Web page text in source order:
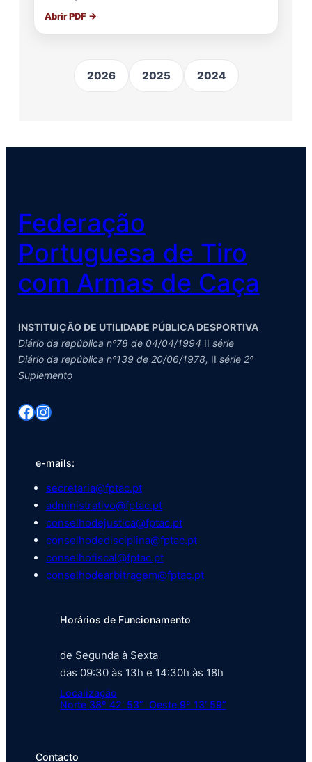
Abrir PDF →
2026 2025 2024
Federação
Portuguesa de Tiro
com Armas de Caça
INSTITUIÇÃO DE UTILIDADE PÚBLICA DESPORTIVA
Diário da república nº78 de 04/04/1994 II série
Diário da república nº139 de 20/06/1978, II série 2º
Suplemento
Facebook Instagram
e-mails:
secretaria@fptac.pt
administrativo@fptac.pt
conselhodejustica@fptac.pt
conselhodedisciplina@fptac.pt
conselhofiscal@fptac.pt
conselhodearbitragem@fptac.pt
Horários de Funcionamento
de Segunda à Sexta
das 09:30 às 13h e 14:30h às 18h
Localização
Norte 38º 42′ 53” Oeste 9º 13′ 59”
Contacto